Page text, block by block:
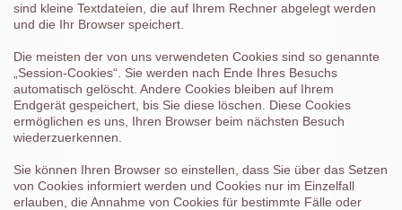
sind kleine Textdateien, die auf Ihrem Rechner abgelegt werden
und die Ihr Browser speichert.
Die meisten der von uns verwendeten Cookies sind so genannte
„Session-Cookies“. Sie werden nach Ende Ihres Besuchs
automatisch gelöscht. Andere Cookies bleiben auf Ihrem
Endgerät gespeichert, bis Sie diese löschen. Diese Cookies
ermöglichen es uns, Ihren Browser beim nächsten Besuch
wiederzuerkennen.
Sie können Ihren Browser so einstellen, dass Sie über das Setzen
von Cookies informiert werden und Cookies nur im Einzelfall
erlauben, die Annahme von Cookies für bestimmte Fälle oder